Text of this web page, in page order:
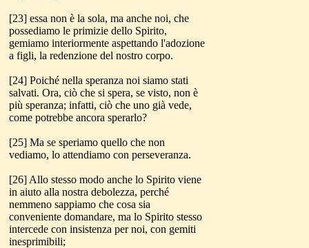
[23] essa non è la sola, ma anche noi, che
possediamo le primizie dello Spirito,
gemiamo interiormente aspettando l'adozione
a figli, la redenzione del nostro corpo.
[24] Poiché nella speranza noi siamo stati
salvati. Ora, ciò che si spera, se visto, non è
più speranza; infatti, ciò che uno già vede,
come potrebbe ancora sperarlo?
[25] Ma se speriamo quello che non
vediamo, lo attendiamo con perseveranza.
[26] Allo stesso modo anche lo Spirito viene
in aiuto alla nostra debolezza, perché
nemmeno sappiamo che cosa sia
conveniente domandare, ma lo Spirito stesso
intercede con insistenza per noi, con gemiti
inesprimibili;